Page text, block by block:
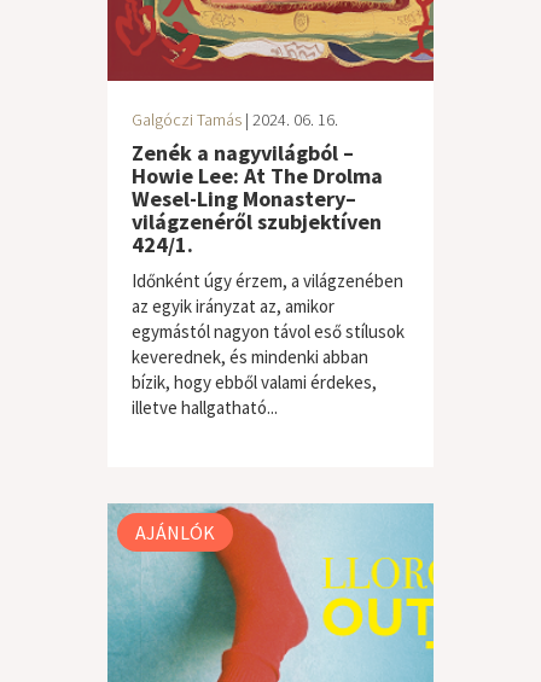
Galgóczi Tamás | 2024. 06. 16.
Zenék a nagyvilágból –
Howie Lee: At The Drolma
Wesel-Ling Monastery–
világzenéről szubjektíven
424/1.
Időnként úgy érzem, a világzenében
az egyik irányzat az, amikor
egymástól nagyon távol eső stílusok
keverednek, és mindenki abban
bízik, hogy ebből valami érdekes,
illetve hallgatható...
világzene / folk
AJÁNLÓK